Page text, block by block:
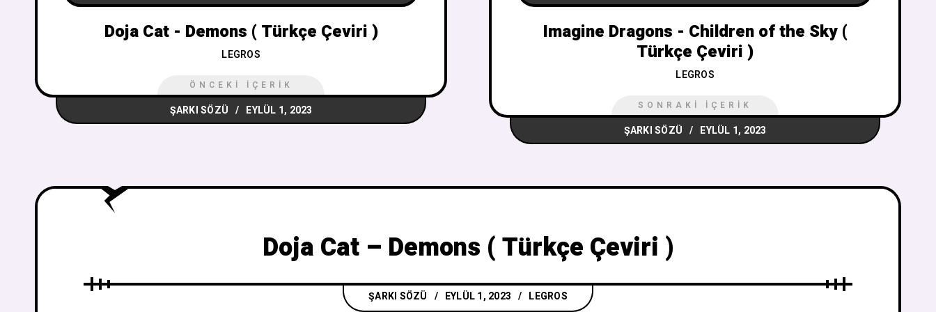
Doja Cat - Demons ( Türkçe Çeviri )
LEGROS
ÖNCEKI İÇERIK
ŞARKI SÖZÜ EYLÜL 1, 2023
Imagine Dragons - Children of the Sky (
Türkçe Çeviri )
LEGROS
SONRAKI İÇERIK
ŞARKI SÖZÜ EYLÜL 1, 2023
Doja Cat – Demons ( Türkçe Çeviri )
ŞARKI SÖZÜ EYLÜL 1, 2023 LEGROS